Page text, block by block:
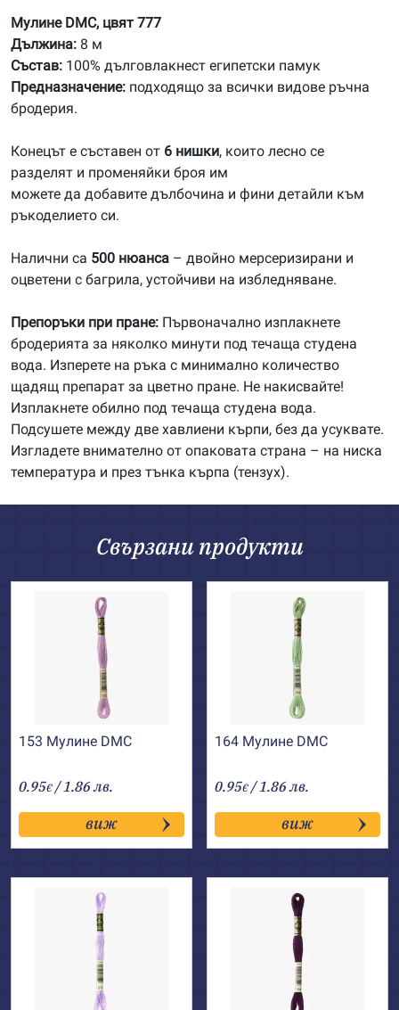
Мулине DMC, цвят 777
Дължина: 8 м
Състав: 100% дълговлакнест египетски памук
Предназначение: подходящо за всички видове ръчна
бродерия.
Конецът е съставен от 6 нишки, които лесно се
разделят и променяйки броя им
можете да добавите дълбочина и фини детайли към
ръкоделието си.
Налични са 500 нюанса – двойно мерсеризирани и
оцветени с багрила, устойчиви на избледняване.
Препоръки при пране: Първоначално изплакнете
бродерията за няколко минути под течаща студена
вода. Изперете на ръка с минимално количество
щадящ препарат за цветно пране. Не накисвайте!
Изплакнете обилно под течаща студена вода.
Подсушете между две хавлиени кърпи, без да усуквате.
Изгладете внимателно от опаковата страна – на ниска
температура и през тънка кърпа (тензух).
Свързани продукти
153 Мулине DMC
0.95€ / 1.86 лв.
виж
164 Мулине DMC
0.95€ / 1.86 лв.
виж